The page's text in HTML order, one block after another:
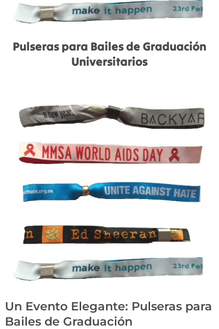
Pulseras para Bailes de Graduación
Universitarios
Un Evento Elegante: Pulseras para
Bailes de Graduación